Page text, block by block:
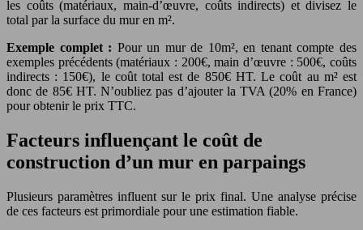
les coûts (matériaux, main-d’œuvre, coûts indirects) et divisez le
total par la surface du mur en m².
Exemple complet : Pour un mur de 10m², en tenant compte des
exemples précédents (matériaux : 200€, main d’œuvre : 500€, coûts
indirects : 150€), le coût total est de 850€ HT. Le coût au m² est
donc de 85€ HT. N’oubliez pas d’ajouter la TVA (20% en France)
pour obtenir le prix TTC.
Facteurs influençant le coût de
construction d’un mur en parpaings
Plusieurs paramètres influent sur le prix final. Une analyse précise
de ces facteurs est primordiale pour une estimation fiable.